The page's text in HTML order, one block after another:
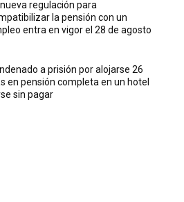
nueva regulación para
la pensión con un
entra en vigor el 28 de agosto
a prisión por alojarse 26
en pensión completa en un hotel
sin pagar